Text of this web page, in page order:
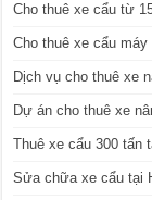
Cho thuê xe cẩu từ
Cho thuê xe cẩu
Dịch vụ cho thuê xe
Dự án cho thuê xe
Thuê xe cẩu 300 tấn
Sửa chữa xe cẩu tại